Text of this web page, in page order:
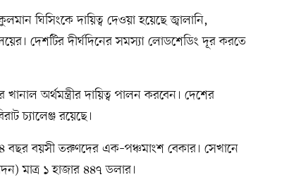
ঘিসিংকে দায়িত্ব দেওয়া হয়েছে জ্বালানি,
দেশটির দীর্ঘদিনের সমস্যা লোডশেডিং দূর করতে
অর্থমন্ত্রীর দায়িত্ব পালন করবেন। দেশের
চ্যালেঞ্জ রয়েছে।
বছর বয়সী তরুণদের এক–পঞ্চমাংশ বেকার। সেখানে
মাত্র ১ হাজার ৪৪৭ ডলার।